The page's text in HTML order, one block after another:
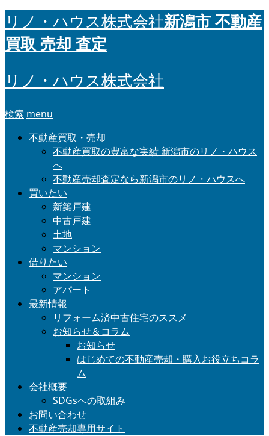
リノ・ハウス株式会社新潟市 不動産
買取 売却 査定
リノ・ハウス株式会社
検索 menu
不動産買取・売却
不動産買取の豊富な実績 新潟市のリノ・ハウス
へ
不動産売却査定なら新潟市のリノ・ハウスへ
買いたい
新築戸建
中古戸建
土地
マンション
借りたい
マンション
アパート
最新情報
リフォーム済中古住宅のススメ
お知らせ＆コラム
お知らせ
はじめての不動産売却・購入お役立ちコラ
ム
会社概要
SDGsへの取組み
お問い合わせ
不動産売却専用サイト